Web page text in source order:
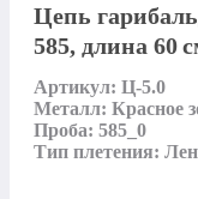
Цепь
585, длина 60
Артикул: Ц-5.0
Металл: Красное
Проба: 585_0
Тип плетения: